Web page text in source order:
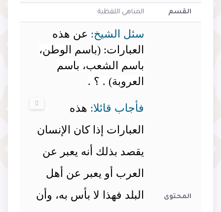
القسم المناهي اللفظية
المحتوى
سئل الشيخ: عن هذه
العبارات: (باسم الوطن،
باسم الشعب، باسم
العروبة) . ؟ .
فأجاب قائلا: هذه
العبارات إذا كان الإنسان
يقصد بذلك أنه يعبر عن
العرب أو يعبر عن أهل
البلد فهذا لا بأس به، وأن